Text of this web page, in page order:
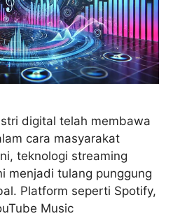
digital telah membawa
cara masyarakat
teknologi streaming
menjadi tulang punggung
Platform seperti Spotify,
Music